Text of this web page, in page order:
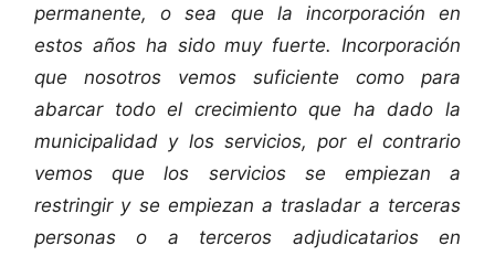
permanente, o sea que la incorporación en
estos años ha sido muy fuerte. Incorporación
que nosotros vemos suficiente como para
abarcar todo el crecimiento que ha dado la
municipalidad y los servicios, por el contrario
vemos que los servicios se empiezan a
restringir y se empiezan a trasladar a terceras
personas o a terceros adjudicatarios en